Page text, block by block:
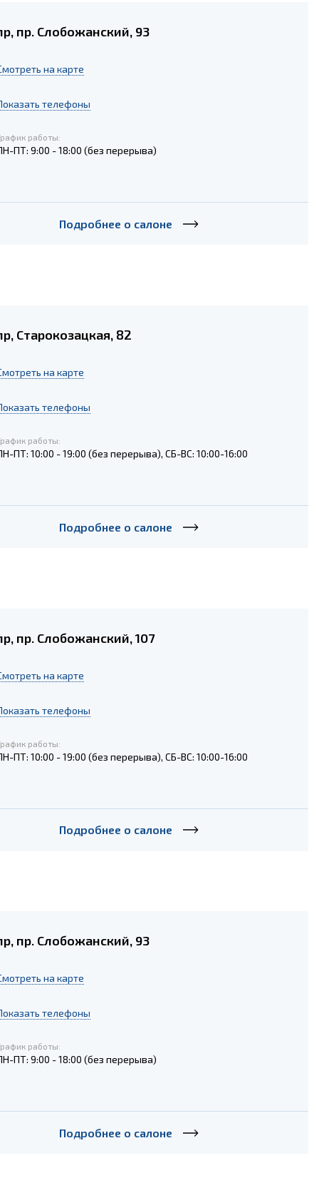
пр. Слобожанский, 93
на карте
телефоны
работы:
ПТ: 9:00 - 18:00 (без перерыва)
Подробнее о салоне
Старокозацкая, 82
на карте
телефоны
работы:
ПТ: 10:00 - 19:00 (без перерыва), СБ-ВС: 10:00-16:00
Подробнее о салоне
пр. Слобожанский, 107
на карте
телефоны
работы:
ПТ: 10:00 - 19:00 (без перерыва), СБ-ВС: 10:00-16:00
Подробнее о салоне
пр. Слобожанский, 93
на карте
телефоны
работы:
ПТ: 9:00 - 18:00 (без перерыва)
Подробнее о салоне